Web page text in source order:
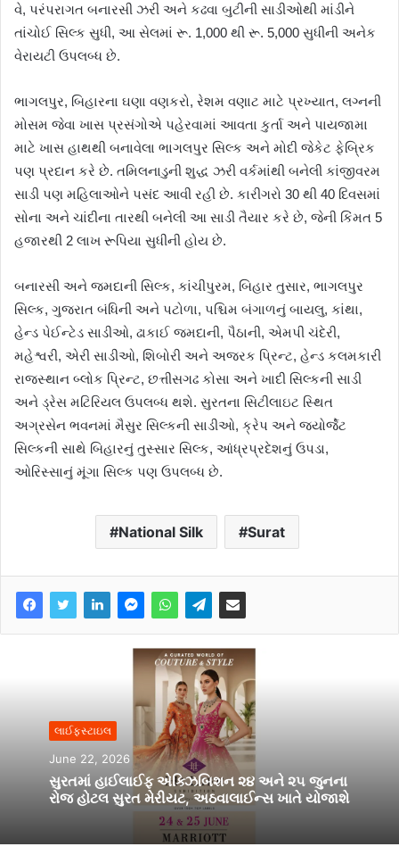
વે, પરંપરાગત બનારસી ઝરી અને કઢવા બુટીની સાડીઓથી માંડીને
તાંચોઈ સિલ્ક સુધી, આ સેલમાં રૂ. 1,000 થી રૂ. 5,000 સુધીની અનેક
વેરાયટી ઉપલબ્ધ છે.
ભાગલપુર, બિહારના ઘણા વણકરો, રેશમ વણાટ માટે પ્રખ્યાત, લગ્નની
મોસમ જેવા ખાસ પ્રસંગોએ પહેરવામાં આવતા કુર્તા અને પાયજામા
માટે ખાસ હાથથી બનાવેલા ભાગલપુર સિલ્ક અને મોદી જેકેટ ફેબ્રિક
પણ પ્રદાન કરે છે. તમિલનાડુની શુદ્ધ ઝરી વર્કમાંથી બનેલી કાંજીવરમ
સાડી પણ મહિલાઓને પસંદ આવી રહી છે. કારીગરો 30 થી 40 દિવસમાં
સોના અને ચાંદીના તારથી બનેલી આ સાડી તૈયાર કરે છે, જેની કિંમત 5
હજારથી 2 લાખ રૂપિયા સુધીની હોય છે.
બનારસી અને જમદાની સિલ્ક, કાંચીપુરમ, બિહાર તુસાર, ભાગલપુર
સિલ્ક, ગુજરાત બંધિની અને પટોળા, પશ્ચિમ બંગાળનું બાયલુ, કાંથા,
હેન્ડ પેઈન્ટેડ સાડીઓ, ઢાકાઈ જમદાની, પૈઠાની, એમપી ચંદેરી,
મહેશ્વરી, એરી સાડીઓ, શિબોરી અને અજરક પ્રિન્ટ, હેન્ડ કલમકારી
રાજસ્થાન બ્લોક પ્રિન્ટ, છત્તીસગઢ કોસા અને ખાદી સિલ્કની સાડી
અને ડ્રેસ મટિરિયલ ઉપલબ્ધ થશે. સુરતના સિટીલાઇટ સ્થિત
અગ્રસેન ભવનમાં મૈસુર સિલ્કની સાડીઓ, ક્રેપ અને જ્યોર્જેટ
સિલ્કની સાથે બિહારનું તુસ્સાર સિલ્ક, આંધ્રપ્રદેશનું ઉપડા,
ઓરિસ્સાનું મૂંગા સિલ્ક પણ ઉપલબ્ધ છે.
National Silk Surat
લાઈફસ્ટાઇલ
June 22, 2026
સુરતમાં હાઈલાઈફ એક્ઝિબિશન ૨૪ અને ૨૫ જુનના
રોજ હોટલ સુરત મેરીયટ, અઠવાલાઈન્સ ખાતે યોજાશે